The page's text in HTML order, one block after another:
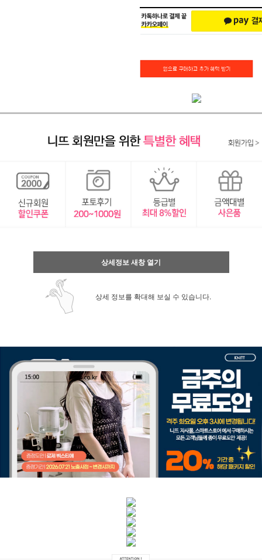
상세정보 새창 열기
상세 정보를 확대해 보실 수 있습니다.